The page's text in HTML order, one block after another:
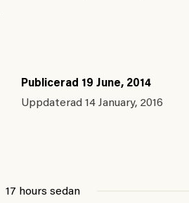
Publicerad 19 June, 2014
Uppdaterad 14 January, 2016
17 hours sedan